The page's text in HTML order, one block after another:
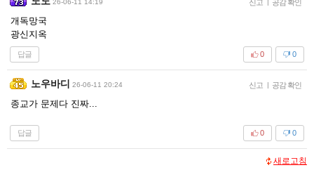
26-06-11 14:19 신고 | 공감 확인
개독망국
광신지옥
답글 0
0
노우바디 26-06-11 20:24 신고 | 공감 확인
종교가 문제다 진짜...
답글 0
0
새로고침